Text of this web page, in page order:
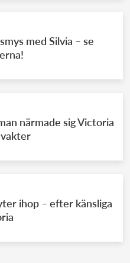
med Silvia – se
närmade sig Victoria
ihop – efter känsliga